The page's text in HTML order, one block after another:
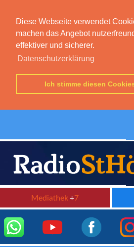
Diese Webseite verwendet
machen das Angebot
effektiver und sicherer.
Datenschutzerklärung
Ich stimme diesen
Mediathek+7